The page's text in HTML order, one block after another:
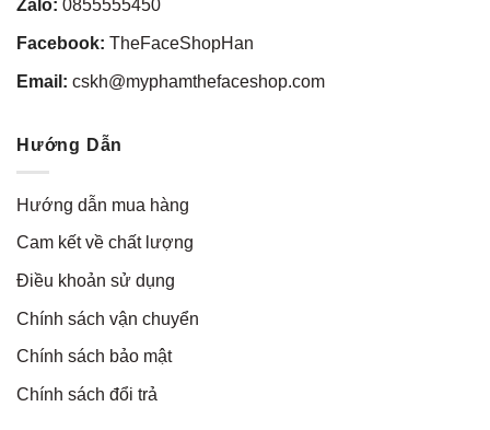
Zalo: 0855555450
Facebook: TheFaceShopHan
Email: cskh@myphamthefaceshop.com
Hướng Dẫn
Hướng dẫn mua hàng
Cam kết về chất lượng
Điều khoản sử dụng
Chính sách vận chuyển
Chính sách bảo mật
Chính sách đổi trả